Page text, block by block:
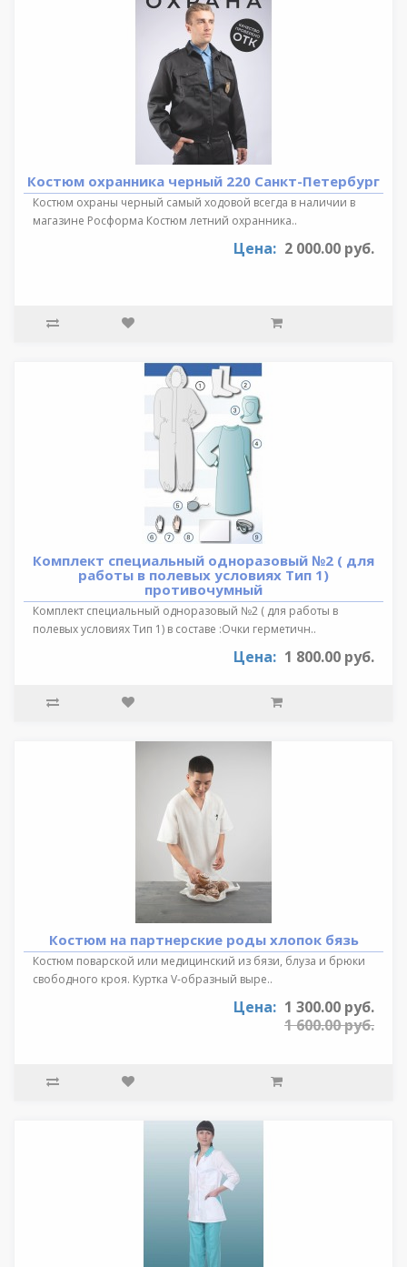
Костюм охранника черный 220 Санкт-Петербург
Костюм охраны черный самый ходовой всегда в наличии в
магазине Росформа Костюм летний охранника..
Цена: 2 000.00 руб.
Комплект специальный одноразовый №2 ( для
работы в полевых условиях Тип 1)
противочумный
Комплект специальный одноразовый №2 ( для работы в
полевых условиях Тип 1) в составе :Очки герметичн..
Цена: 1 800.00 руб.
Костюм на партнерские роды хлопок бязь
Костюм поварской или медицинский из бязи, блуза и брюки
свободного кроя. Куртка V-образный выре..
Цена: 1 300.00 руб.
1 600.00 руб.